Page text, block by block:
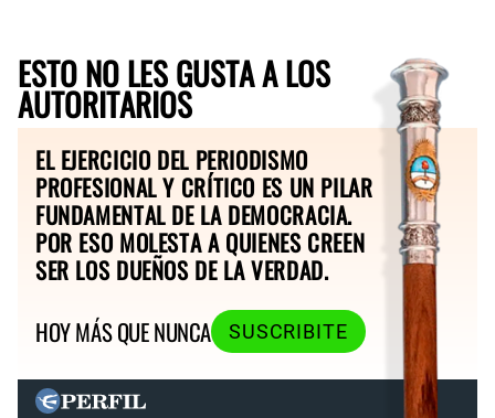
ESTO NO LES GUSTA A LOS
AUTORITARIOS
EL EJERCICIO DEL PERIODISMO
PROFESIONAL Y CRÍTICO ES UN PILAR
FUNDAMENTAL DE LA DEMOCRACIA.
POR ESO MOLESTA A QUIENES CREEN
SER LOS DUEÑOS DE LA VERDAD.
HOY MÁS QUE NUNCA
SUSCRIBITE